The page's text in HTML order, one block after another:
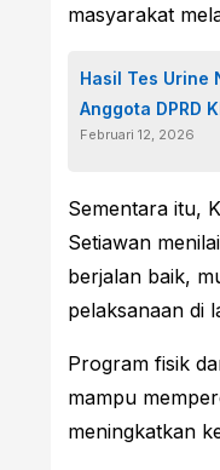
masyarakat
Hasil Tes Urine
Anggota DPRD
Februari 12, 2026
Sementara itu,
Setiawan
berjalan baik,
pelaksanaan di
Program fisik
mampu
meningkatkan